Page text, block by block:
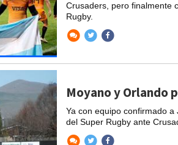
Crusaders, pero finalmente
Rugby.
Moyano y Orlando
Ya con equipo confirmado
del Super Rugby ante